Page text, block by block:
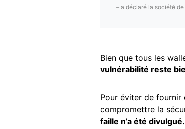
– a déclaré la société
Bien que tous les
vulnérabilité reste
Pour éviter de fournir
compromettre la
faille n’a été divulgué.